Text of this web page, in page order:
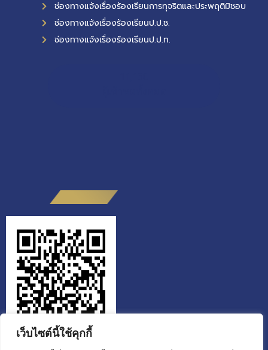
เว็บไซต์นี้ใช้คุกกี้
ช่องทางแจ้งเรื่องร้องเรียนการทุจริตและประพฤติมิชอบ
ช่องทางแจ้งเรื่องร้องเรียนป.ป.ช.
ช่องทางแจ้งเรื่องร้องเรียนป.ป.ท.